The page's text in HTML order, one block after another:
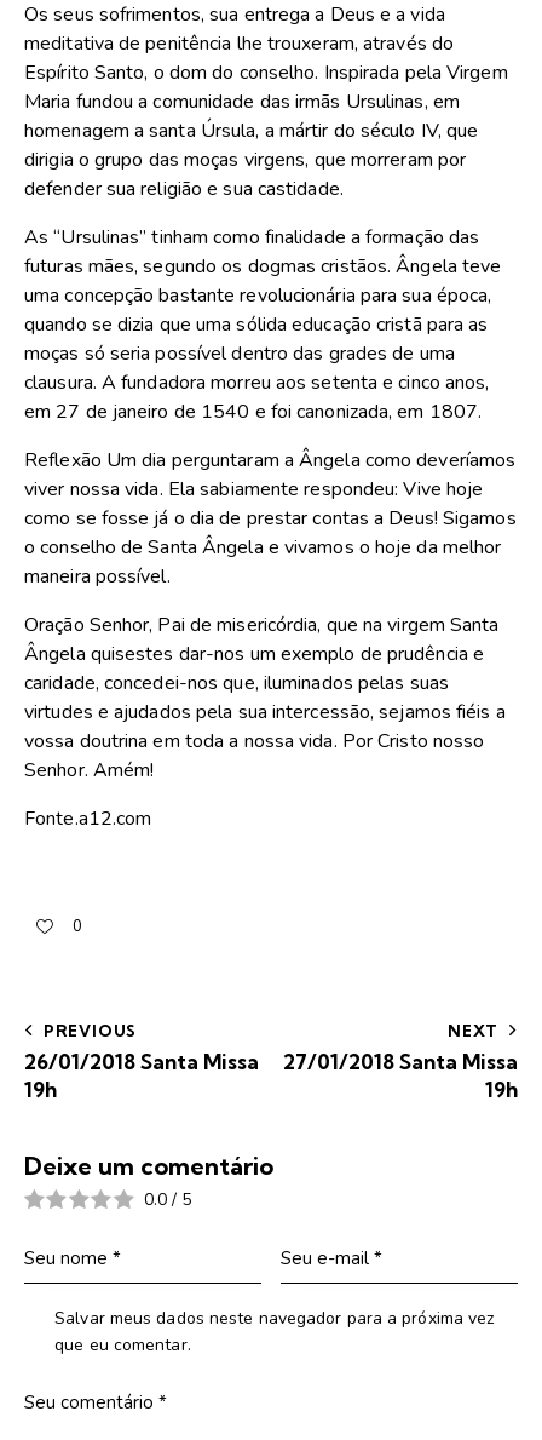
Os seus sofrimentos, sua entrega a Deus e a vida
meditativa de penitência lhe trouxeram, através do
Espírito Santo, o dom do conselho. Inspirada pela Virgem
Maria fundou a comunidade das irmãs Ursulinas, em
homenagem a santa Úrsula, a mártir do século IV, que
dirigia o grupo das moças virgens, que morreram por
defender sua religião e sua castidade.
As “Ursulinas” tinham como finalidade a formação das
futuras mães, segundo os dogmas cristãos. Ângela teve
uma concepção bastante revolucionária para sua época,
quando se dizia que uma sólida educação cristã para as
moças só seria possível dentro das grades de uma
clausura. A fundadora morreu aos setenta e cinco anos,
em 27 de janeiro de 1540 e foi canonizada, em 1807.
Reflexão Um dia perguntaram a Ângela como deveríamos
viver nossa vida. Ela sabiamente respondeu: Vive hoje
como se fosse já o dia de prestar contas a Deus! Sigamos
o conselho de Santa Ângela e vivamos o hoje da melhor
maneira possível.
Oração Senhor, Pai de misericórdia, que na virgem Santa
Ângela quisestes dar-nos um exemplo de prudência e
caridade, concedei-nos que, iluminados pelas suas
virtudes e ajudados pela sua intercessão, sejamos fiéis a
vossa doutrina em toda a nossa vida. Por Cristo nosso
Senhor. Amém!
Fonte.a12.com
0
PREVIOUS
26/01/2018 Santa Missa
19h
NEXT
27/01/2018 Santa Missa
19h
Deixe um comentário
0.0 / 5
Salvar meus dados neste navegador para a próxima vez
que eu comentar.